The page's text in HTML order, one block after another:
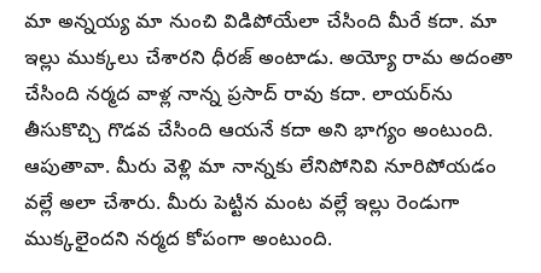
మా అన్నయ్య మా నుంచి విడిపోయేలా చేసింది మీరే కదా. మా
ఇల్లు ముక్కలు చేశారని ధీరజ్ అంటాడు. అయ్యో రామ అదంతా
చేసింది నర్మద వాళ్ల నాన్న ప్రసాద్ రావు కదా. లాయర్‌ను
తీసుకొచ్చి గొడవ చేసింది ఆయనే కదా అని భాగ్యం అంటుంది.
ఆపుతావా. మీరు వెళ్లి మా నాన్నకు లేనిపోనివి నూరిపోయడం
వల్లే అలా చేశారు. మీరు పెట్టిన మంట వల్లే ఇల్లు రెండుగా
ముక్కలైందని నర్మద కోపంగా అంటుంది.